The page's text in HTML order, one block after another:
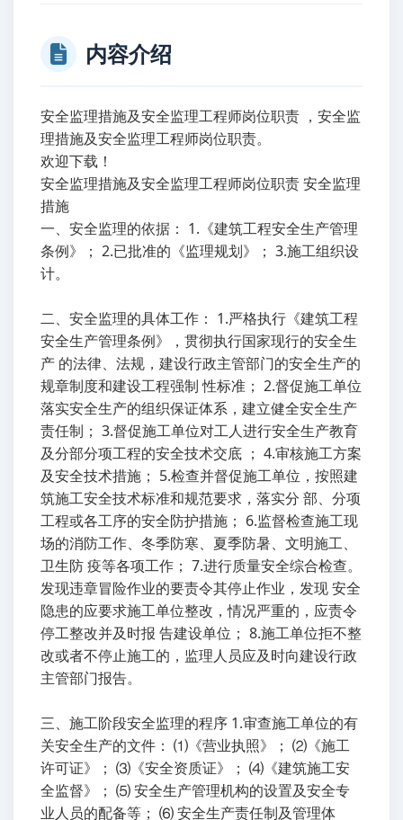
内容介绍
安全监理措施及安全监理工程师岗位职责 ，安全监
理措施及安全监理工程师岗位职责。
欢迎下载！
安全监理措施及安全监理工程师岗位职责 安全监理
措施
一、安全监理的依据： 1.《建筑工程安全生产管理
条例》； 2.已批准的《监理规划》； 3.施工组织设
计。
二、安全监理的具体工作： 1.严格执行《建筑工程
安全生产管理条例》，贯彻执行国家现行的安全生
产 的法律、法规，建设行政主管部门的安全生产的
规章制度和建设工程强制 性标准； 2.督促施工单位
落实安全生产的组织保证体系，建立健全安全生产
责任制； 3.督促施工单位对工人进行安全生产教育
及分部分项工程的安全技术交底 ； 4.审核施工方案
及安全技术措施； 5.检查并督促施工单位，按照建
筑施工安全技术标准和规范要求，落实分 部、分项
工程或各工序的安全防护措施； 6.监督检查施工现
场的消防工作、冬季防寒、夏季防暑、文明施工、
卫生防 疫等各项工作； 7.进行质量安全综合检查。
发现违章冒险作业的要责令其停止作业，发现 安全
隐患的应要求施工单位整改，情况严重的，应责令
停工整改并及时报 告建设单位； 8.施工单位拒不整
改或者不停止施工的，监理人员应及时向建设行政
主管部门报告。
三、施工阶段安全监理的程序 1.审查施工单位的有
关安全生产的文件： ⑴《营业执照》； ⑵《施工
许可证》； ⑶《安全资质证》； ⑷《建筑施工安
全监督》； ⑸ 安全生产管理机构的设置及安全专
业人员的配备等； ⑹ 安全生产责任制及管理体